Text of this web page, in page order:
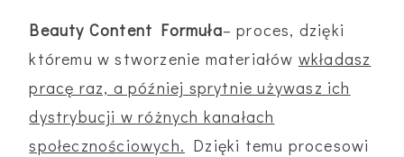
Beauty Content Formuła– proces, dzięki
któremu w stworzenie materiałów wkładasz
pracę raz, a później sprytnie używasz ich
dystrybucji w różnych kanałach
społecznościowych. Dzięki temu procesowi